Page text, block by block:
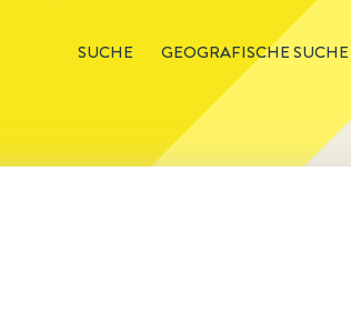
SUCHE GEOGRAFISCHE SUCHE